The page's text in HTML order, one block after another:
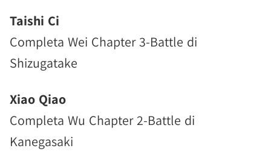
Taishi Ci
Completa Wei Chapter 3-Battle di
Shizugatake
Xiao Qiao
Completa Wu Chapter 2-Battle di
Kanegasaki